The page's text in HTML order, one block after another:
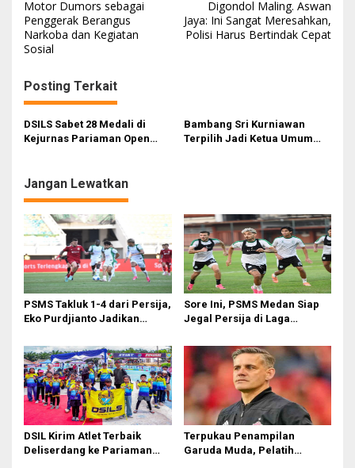
v
i
a
s
i
o
s
Motor Dumors sebagai
Penggerak Berangus
Narkoba dan Kegiatan
Sosial
Digondol Maling. Aswan
Jaya: Ini Sangat Meresahkan,
Polisi Harus Bertindak Cepat
Posting Terkait
DSILS Sabet 28 Medali di
Kejurnas Pariaman Open
Deli Serdang
Bambang Sri Kurniawan
Terpilih Jadi Ketua Umum
Jangan Lewatkan
PSMS Takluk 1-4 dari Persija,
Eko Purdjianto Jadikan
di Liga 2
Sore Ini, PSMS Medan Siap
Jegal Persija di Laga
DSIL Kirim Atlet Terbaik
Deliserdang ke Pariaman
Terpukau Penampilan
Garuda Muda, Pelatih